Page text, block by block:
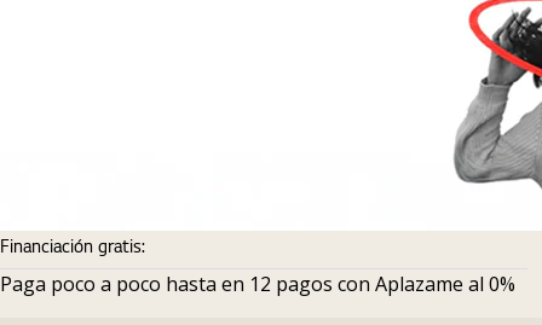
Financiación gratis:
Paga poco a poco hasta en 12 pagos con Aplazame al 0%